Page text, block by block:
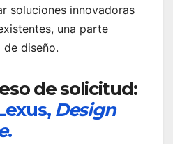
soluciones innovadoras
una parte
diseño.
de solicitud:
Design
.